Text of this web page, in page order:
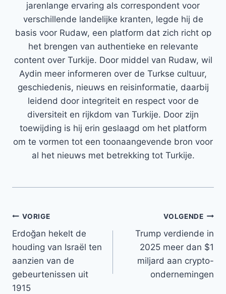
jarenlange ervaring als correspondent voor
verschillende landelijke kranten, legde hij de
basis voor Rudaw, een platform dat zich richt op
het brengen van authentieke en relevante
content over Turkije. Door middel van Rudaw, wil
Aydin meer informeren over de Turkse cultuur,
geschiedenis, nieuws en reisinformatie, daarbij
leidend door integriteit en respect voor de
diversiteit en rijkdom van Turkije. Door zijn
toewijding is hij erin geslaagd om het platform
om te vormen tot een toonaangevende bron voor
al het nieuws met betrekking tot Turkije.
Bericht
navigatie
VORIGE
Erdoğan hekelt de
houding van Israël ten
aanzien van de
gebeurtenissen uit
1915
VOLGENDE
Trump verdiende in
2025 meer dan $1
miljard aan crypto-
ondernemingen